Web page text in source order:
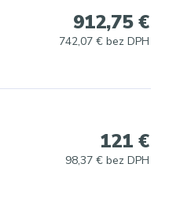
912,75 €
742,07 € bez DPH
121 €
98,37 € bez DPH